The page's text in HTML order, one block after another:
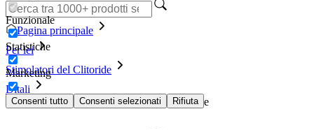
Funzionale
Statistiche
Marketing
Consenti tutto Consenti selezionati Rifiuta
Pagina principale
Per lei
Stimolatori del Clitoride
Ditali
Vibratore Punta di Dito Fun Factory - Be.One